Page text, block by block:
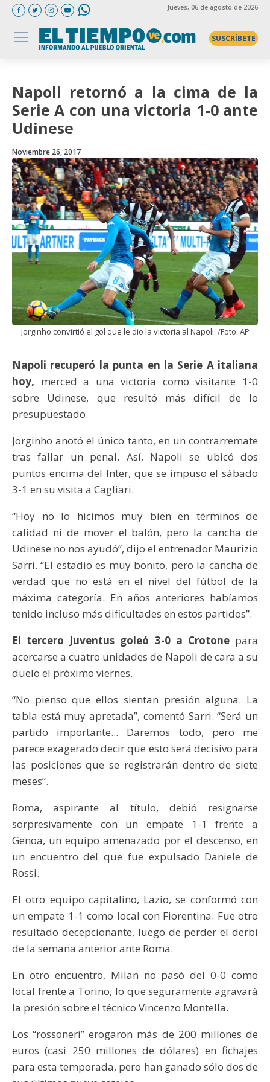
Jueves, 06 de agosto de 2026
SUSCRÍBETE
Napoli retornó a la cima de la
Serie A con una victoria 1-0 ante
Udinese
Noviembre 26, 2017
Jorginho convirtió el gol que le dio la victoria al Napoli. /Foto: AP
Napoli recuperó la punta en la Serie A italiana
hoy, merced a una victoria como visitante 1-0
sobre Udinese, que resultó más difícil de lo
presupuestado.
Jorginho anotó el único tanto, en un contrarremate
tras fallar un penal. Así, Napoli se ubicó dos
puntos encima del Inter, que se impuso el sábado
3-1 en su visita a Cagliari.
“Hoy no lo hicimos muy bien en términos de
calidad ni de mover el balón, pero la cancha de
Udinese no nos ayudó”, dijo el entrenador Maurizio
Sarri. “El estadio es muy bonito, pero la cancha de
verdad que no está en el nivel del fútbol de la
máxima categoría. En años anteriores habíamos
tenido incluso más dificultades en estos partidos”.
El tercero Juventus goleó 3-0 a Crotonepara
acercarse a cuatro unidades de Napoli de cara a su
duelo el próximo viernes.
“No pienso que ellos sientan presión alguna. La
tabla está muy apretada”, comentó Sarri. “Será un
partido importante... Daremos todo, pero me
parece exagerado decir que esto será decisivo para
las posiciones que se registrarán dentro de siete
meses”.
Roma, aspirante al título, debió resignarse
sorpresivamente con un empate 1-1 frente a
Genoa, un equipo amenazado por el descenso, en
un encuentro del que fue expulsado Daniele de
Rossi.
El otro equipo capitalino, Lazio, se conformó con
un empate 1-1 como local con Fiorentina. Fue otro
resultado decepcionante, luego de perder el derbi
de la semana anterior ante Roma.
En otro encuentro, Milan no pasó del 0-0 como
local frente a Torino, lo que seguramente agravará
la presión sobre el técnico Vincenzo Montella.
Los “rossoneri” erogaron más de 200 millones de
euros (casi 250 millones de dólares) en fichajes
para esta temporada, pero han ganado sólo dos de